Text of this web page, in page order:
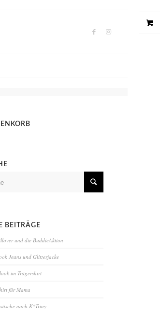
BEITRÄGE
und die BuddieAktion
Jeans und Glitzerjacke
im Trägershirt
für Mama
nach K*Triny